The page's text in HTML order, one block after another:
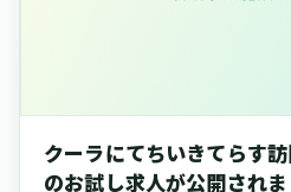
クーラにてちいきてらす
のお試し求人が公開され